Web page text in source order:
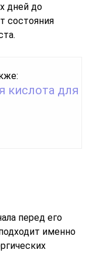
дней до
состояния
кислота для
перед его
именно